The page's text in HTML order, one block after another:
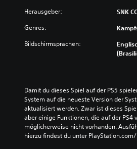
Herausgeber: SNK
Genres:
Bildschirmsprachen:
Damit du dieses Spiel auf der PS5
System auf die neueste Version der
aktualisiert werden. Zwar ist dieses
aber einige Funktionen, die auf der PS4
möglicherweise nicht vorhanden.
hierzu findest du unter